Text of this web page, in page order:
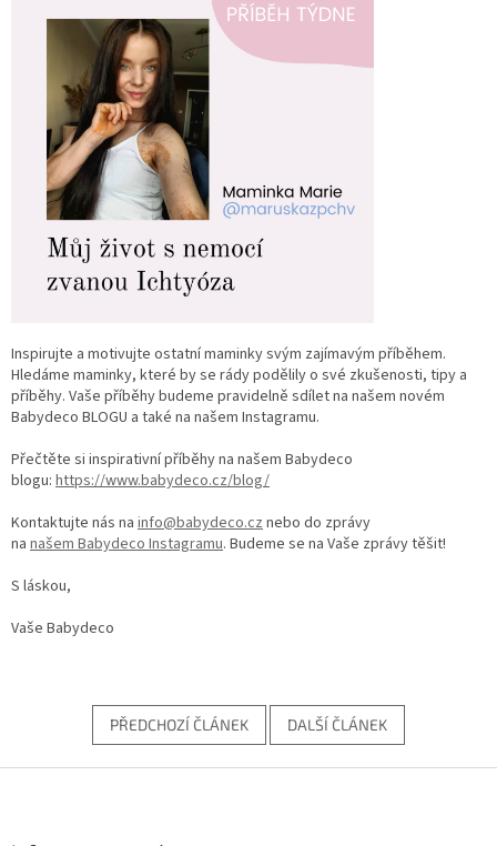
Inspirujte a motivujte ostatní maminky svým zajímavým příběhem.
Hledáme maminky, které by se rády podělily o své zkušenosti, tipy a
příběhy. Vaše příběhy budeme pravidelně sdílet na našem novém
Babydeco BLOGU a také na našem Instagramu.
Přečtěte si inspirativní příběhy na našem Babydeco
blogu: https://www.babydeco.cz/blog/
Kontaktujte nás na info@babydeco.cznebo do zprávy
na našemBabydeco Instagramu. Budeme se na Vaše zprávy těšit!
S láskou,
Vaše Babydeco
PŘEDCHOZÍ ČLÁNEK DALŠÍ ČLÁNEK